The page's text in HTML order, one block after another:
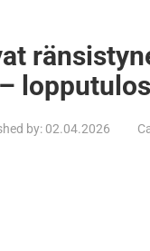
by: 02.04.2026